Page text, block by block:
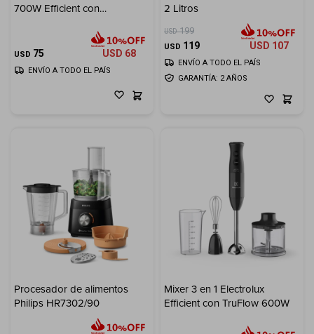
700W Efficient con
USD 75 USD 68
ENVÍO A TODO EL PAÍS
2 Litros
USD 199
USD 119 USD 107
GARANTÍA: 2 AÑOS
ENVÍO A TODO EL PAÍS
Procesador de alimentos
Philips HR7302/90
Mixer 3 en 1 Electrolux
Efficient con TruFlow 600W